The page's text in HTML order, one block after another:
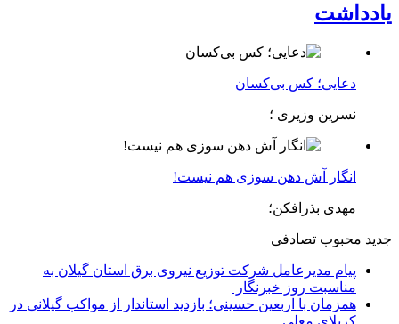
یادداشت
دعایی؛ کس بی‌کسان
نسرین وزیری ؛
انگار آش دهن سوزی هم نیست!
مهدی بذرافکن؛
جدید محبوب تصادفی
پیام مدیرعامل شركت توزیع نیروی برق استان گیلان به
مناسبت روز خبرنگار ‌
همزمان با اربعین حسینی؛ بازدید استاندار از مواکب گیلانی در
کربلای معلی